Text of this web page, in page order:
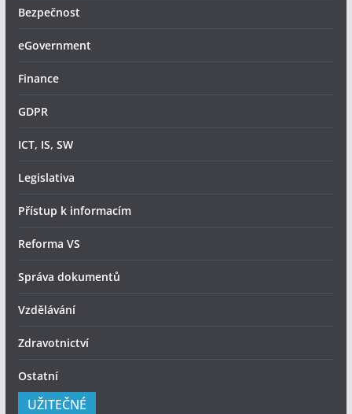
Bezpečnost
eGovernment
Finance
GDPR
ICT, IS, SW
Legislativa
Přístup k informacím
Reforma VS
Správa dokumentů
Vzdělávání
Zdravotnictví
Ostatní
UŽITEČNÉ